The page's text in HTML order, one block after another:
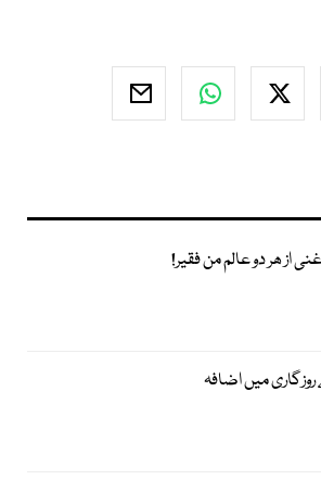
از ھر دو عالم من فقیر!
روزگاری میں اضافہ